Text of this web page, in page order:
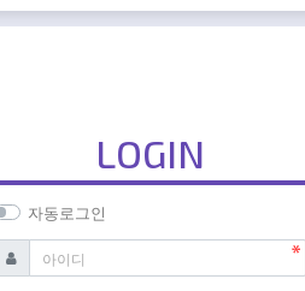
LOGIN
자동로그인
아이디
필수